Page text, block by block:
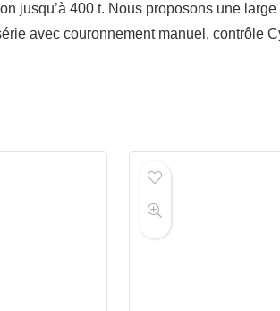
jusqu’à 400 t. Nous proposons une
avec couronnement manuel, contrôle